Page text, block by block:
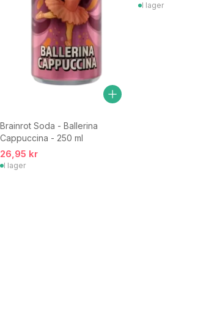
Brainrot Soda - Ballerina
Cappuccina - 250 ml
26,95 kr
I lager
I lager